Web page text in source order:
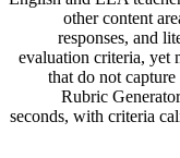
other content
responses, and
evaluation criteria, yet
that do not
Rubric
seconds, with criteria